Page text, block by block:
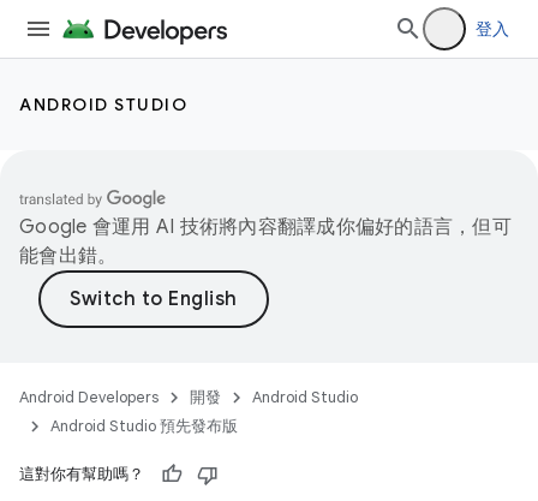
登入
ANDROID STUDIO
Google 會運用 AI 技術將內容翻譯成你偏好的語言，但可
能會出錯。
Android Developers 開發
Android Studio
Android Studio 預先發布版
這對你有幫助嗎？